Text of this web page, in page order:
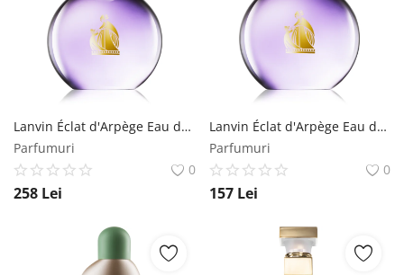
Lanvin Éclat d'Arpège Eau de Parfum pentru femei 50 ml Lanvin
Parfumuri
0
258 Lei
Lanvin Éclat d'Arpège Eau de Parfum pentru femei 100 ml Lanvin
Parfumuri
0
157 Lei